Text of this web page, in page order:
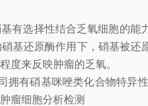
有选择性结合乏氧细胞的
基还原酶作用下，硝基被
度来反映肿瘤的乏氧。
拥有硝基咪唑类化合物特异
瘤细胞分析检测